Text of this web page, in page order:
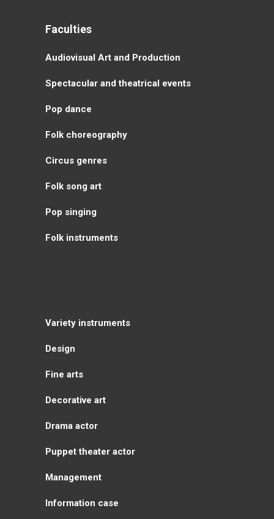
Faculties
Аudiovisual Аrt and Production
Spectacular and theatrical events
Pop dance
Folk choreography
Circus genres
Folk song art
Pop singing
Folk instruments
Variety instruments
Design
Fine arts
Decorative art
Drama actor
Puppet theater actor
Management
Information case